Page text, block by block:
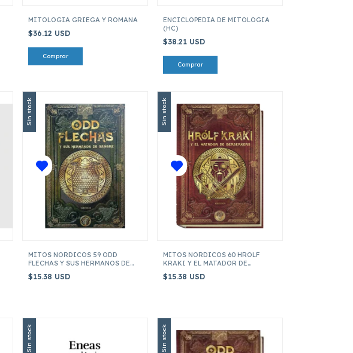
MITOLOGIA GRIEGA Y ROMANA
$36.12 USD
ENCICLOPEDIA DE MITOLOGIA
(HC)
$38.21 USD
Sin stock
MITOS NORDICOS 59 ODD
FLECHAS Y SUS HERMANOS DE
$15.38 USD
Sin stock
MITOS NORDICOS 60 HROLF
KRAKI Y EL MATADOR DE
$15.38 USD
Sin stock Sin stock